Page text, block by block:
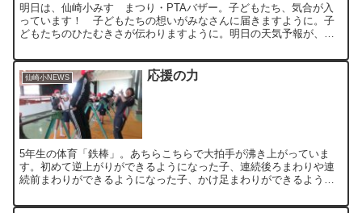
明日は、仙崎小みすゞまつり・PTAバザー。子どもたち、気合が入
っています！ 子どもたちの想いがみなさんに届きますように。子
どもたちのひたむきさが伝わりますように。明日の天気予報が、雨
仙崎小NEWS 応援の力
5年生の体育「鉄棒」。あちらこちらで大拍手が沸き上がっていま
す。初めて逆上がりができるようになった子、連続後ろまわりや連
続前まわりができるようになった子、かけ足まわりができるように
子...